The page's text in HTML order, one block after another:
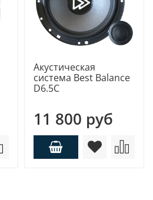
Акустическая
система Best Balance
D6.5C
11 800 руб